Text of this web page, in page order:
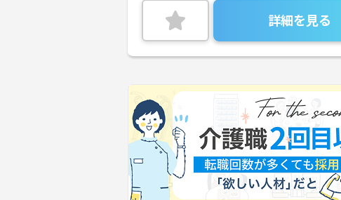
詳細を見る